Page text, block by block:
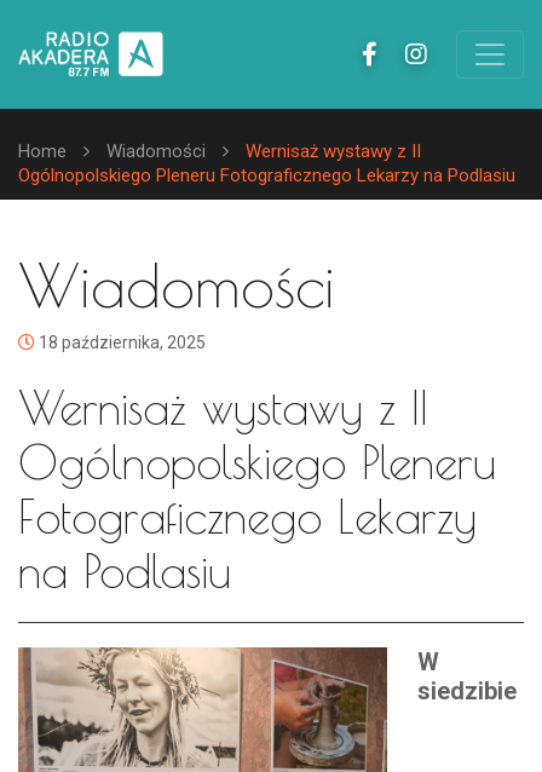
Home Wiadomości
Wernisaż wystawy z II
Ogólnopolskiego Pleneru Fotograficznego Lekarzy na Podlasiu
Wiadomości
18 października, 2025
Wernisaż wystawy z II
Ogólnopolskiego Pleneru
Fotograficznego Lekarzy
na Podlasiu
W
siedzibie